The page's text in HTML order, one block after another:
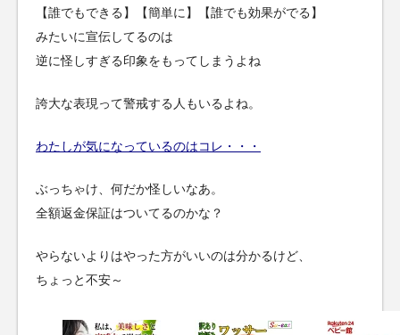
【誰でもできる】【簡単に】【誰でも効果がでる】
みたいに宣伝してるのは
逆に怪しすぎる印象をもってしまうよね
誇大な表現って警戒する人もいるよね。
わたしが気になっているのはコレ・・・
ぶっちゃけ、何だか怪しいなあ。
全額返金保証はついてるのかな？
やらないよりはやった方がいいのは分かるけど、
ちょっと不安～